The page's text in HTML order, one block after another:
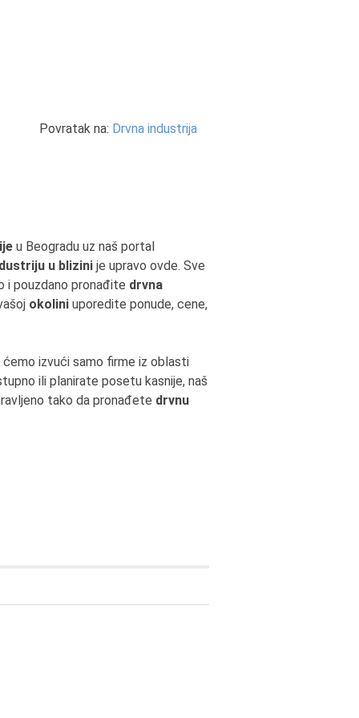
Povratak na: Drvna industrija
u Beogradu uz naš portal
u blizini je upravo ovde. Sve
i pouzdano pronađite drvna
okolini uporedite ponude, cene,
izvući samo firme iz oblasti
ili planirate posetu kasnije, naš
tako da pronađete drvnu